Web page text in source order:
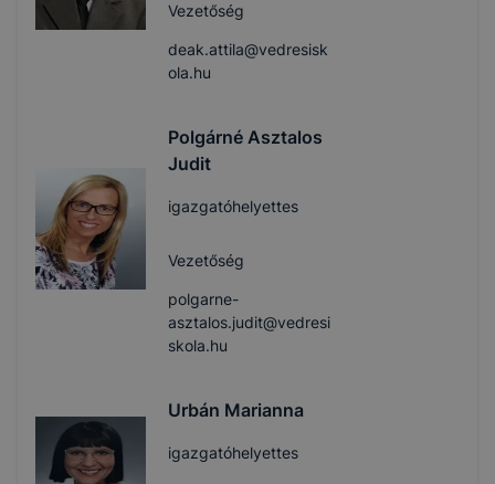
Vezetőség
deak.attila@vedresisk
ola.hu
Polgárné Asztalos
Judit
igazgatóhelyettes
Vezetőség
polgarne-
asztalos.judit@vedresi
skola.hu
Urbán Marianna
igazgatóhelyettes